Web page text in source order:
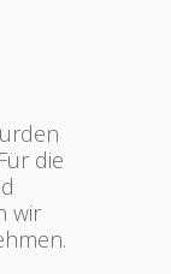
die
wir